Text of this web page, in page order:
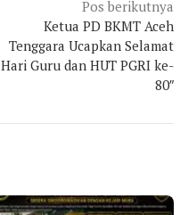
Pos berikutnya
Ketua PD BKMT Aceh
Tenggara Ucapkan Selamat
Hari Guru dan HUT PGRI ke-
80″